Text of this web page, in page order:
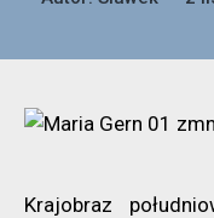
Krajobraz